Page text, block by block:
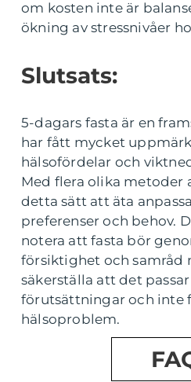
om kosten inte är
ökning av stressnivåer
Slutsats:
5-dagars fasta är en
har fått mycket
hälsofördelar och
Med flera olika metoder
detta sätt att äta
preferenser och behov.
notera att fasta bör
försiktighet och samråd
säkerställa att det
förutsättningar och inte
hälsoproblem.